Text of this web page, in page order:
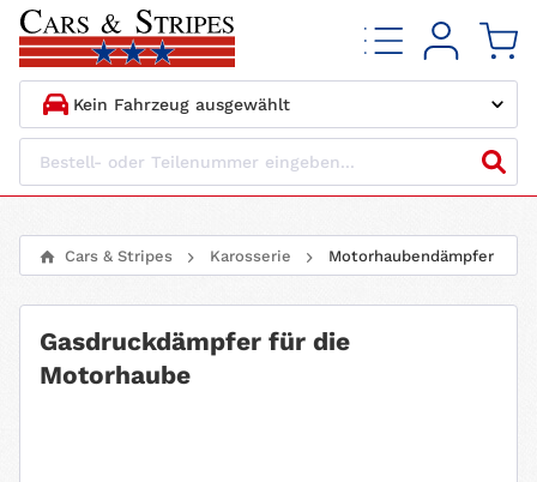
1. HERSTELLER
4. MOTORTYP
Cars & Stripes Karosserie Motorhaubendämpfer
Gasdruckdämpfer für die
Motorhaube